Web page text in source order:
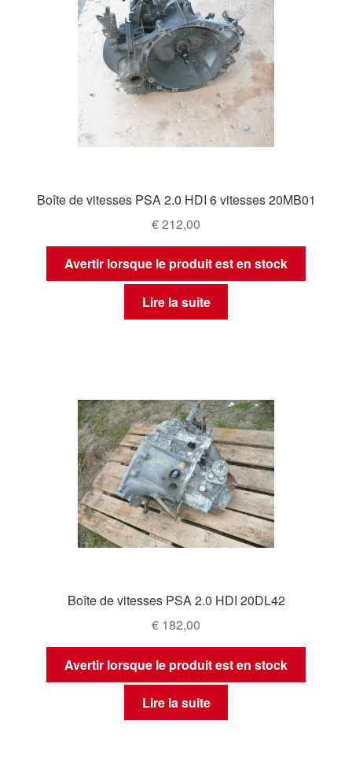
Boîte de vitesses PSA 2.0 HDI 6 vitesses 20MB01
€212,00
Avertir lorsque le produit est en stock
Lire la suite
Boîte de vitesses PSA 2.0 HDI 20DL42
€ 182,00
Avertir lorsque le produit est en stock
Lire la suite